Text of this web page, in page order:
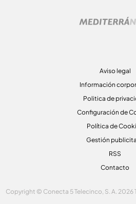
Aviso legal
Información
Politica de
Configuración de
Política de
Gestión
RSS
Contacto
Copyright © Conecta 5 Telecinco, S. A.